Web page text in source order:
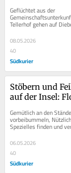
Unruhe auf der
Reichenau
Geflüchtet aus der
Tellerhof gehen auf
niemand tut was
Meinung kursiert
08.05.2026
40
Südkurier
Stöbern und
auf der Insel:
Gemütlich an den
vorbeibummeln,
Spezielles finden und
traditionelle Flohmarkt
Ergat im Zentrum...
06.05.2026
40
Südkurier